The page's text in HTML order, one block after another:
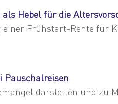
Hebel für die
Frühstart-Rente für
Pauschalreisen
darstellen und zu